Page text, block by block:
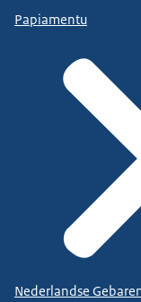
Papiamentu
Nederlandse